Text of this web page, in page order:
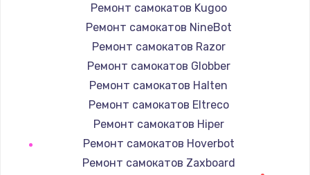
Замена конфорки
1100 руб.
Замена платы сенсора
900 руб.
Замена регулятора режимов конфорки
Ремонт самокатов Kugoo
Ремонт самокатов NineBot
Ремонт самокатов Razor
Ремонт самокатов Globber
Ремонт самокатов Halten
Ремонт самокатов Eltreco
Ремонт самокатов Hiper
Ремонт самокатов Hoverbot
Ремонт самокатов Zaxboard